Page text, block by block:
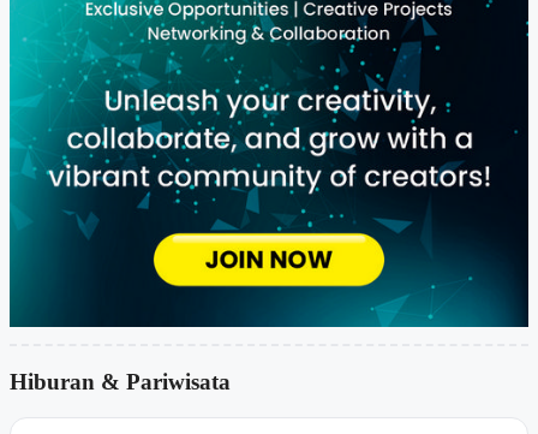
Hiburan & Pariwisata